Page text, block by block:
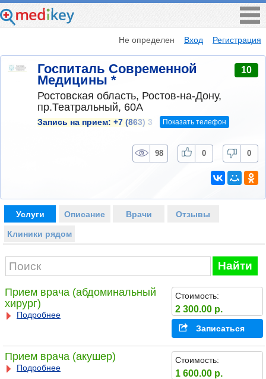
Не определен Вход Регистрация
Госпиталь Современной
Медицины *
10
Ростовская область, Ростов-на-Дону,
пр.Театральный, 60А
Запись на прием: +7 (863) 3 Показать телефон
98 0 0
Услуги Описание Врачи Отзывы
Клиники рядом
Найти
Прием врача (абдоминальный
хирург)
Подробнее
Стоимость:
2 300.00 р.
Записаться
Прием врача (акушер)
Подробнее
Стоимость:
1 600.00 р.